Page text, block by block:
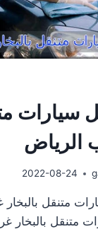
سيارات
الرياض
2022-08-24
متنقل بالبخار
متنقل بالبخار